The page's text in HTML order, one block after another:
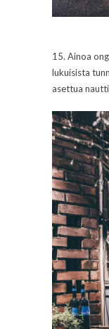
15. Ainoa
lukuisista
asettua